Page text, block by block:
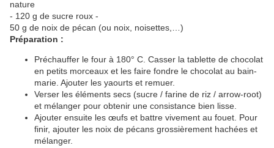
nature
- 120 g de sucre roux -
50 g de noix de pécan (ou noix, noisettes,…)
Préparation :
Préchauffer le four à 180° C. Casser la tablette de chocolat
en petits morceaux et les faire fondre le chocolat au bain-
marie. Ajouter les yaourts et remuer.
Verser les éléments secs (sucre / farine de riz / arrow-root)
et mélanger pour obtenir une consistance bien lisse.
Ajouter ensuite les œufs et battre vivement au fouet. Pour
finir, ajouter les noix de pécans grossièrement hachées et
mélanger.